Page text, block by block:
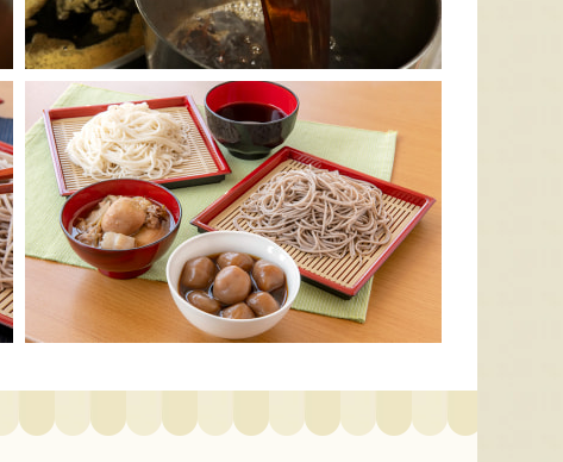
色とりどりのフルーツがぎゅ
っと詰まった「ミックスゼリ
ー」。色をテーマに、素材の
組み合わせやカットの仕方に
もこだわりました。箱を開け
た瞬間に笑顔になれるゼリー
は、大切な方への贈り物にも
寒河江市の肥沃な大地で育っ
たスイートコーン「おおも
の」。存在感のある大きさ
と、果物にも負けない濃厚な
甘みが特徴。朝採りをその日
のうちに発送し、鮮度そのま
まにお届けします。